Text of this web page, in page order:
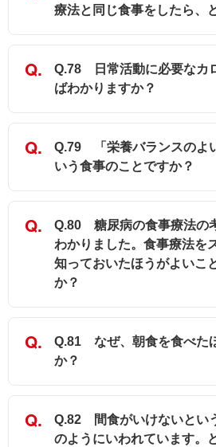
療法と同じ食事をしたら、
Q.78 日常活動に必要なカ
ばわかりますか？
Q.79 「栄養バランスのよ
いう食事のことですか？
Q.80 糖尿病の食事療法の
わかりました。食事療法を
知っておいたほうがよいこ
か？
Q.81 なぜ、朝食を食べた
か？
Q.82 間食がいけないとい
のようにいわれています。